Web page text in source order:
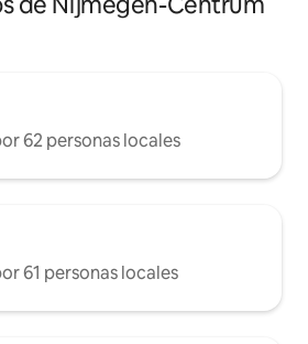
62 personas locales
61 personas locales